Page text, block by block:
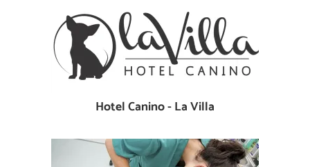
Hotel Canino - La Villa